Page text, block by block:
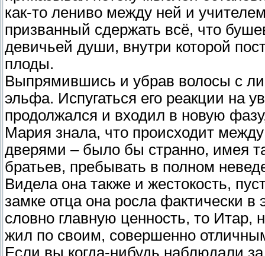
как-то лениво между ней и
призванный сдержать всё, что
девичьей души, внутри которой
плоды.
Выпрямившись и убрав волосы с
эльфа. Испугаться его реакции на
продолжался и входил в новую
Мария знала, что происходит
дверями – было бы странно, имея
братьев, пребывать в полном
Видела она также и жестокость,
замке отца она росла фактически
словно главную ценность, то Итар,
жил по своим, совершенно
Если вы когда-нибудь наблюдали